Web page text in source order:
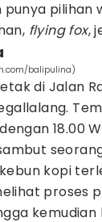
punya pilihan
flying fox,
balipulina)
di Jalan
18.00
kopi
proses